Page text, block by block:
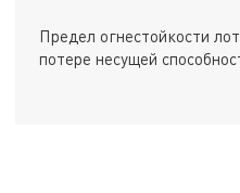
Предел огнестойкости
потере несущей